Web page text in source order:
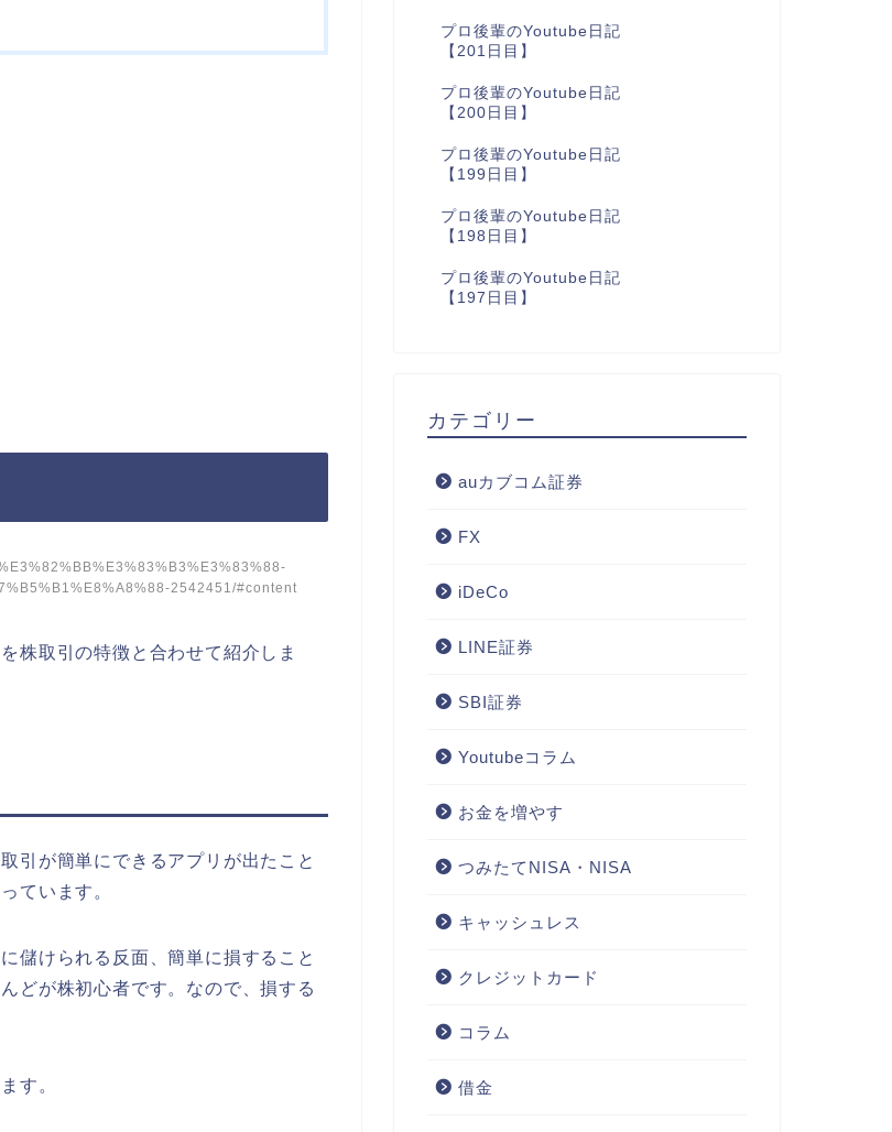
2542451/#content
株取引の特徴と合わせて紹介しま
引が簡単にできるアプリが出たこと
ています。
儲けられる反面、簡単に損すること
どが株初心者です。なので、損する
す。
プロ後輩のYoutube日記
【201日目】
プロ後輩のYoutube日記
【200日目】
プロ後輩のYoutube日記
【199日目】
プロ後輩のYoutube日記
【198日目】
プロ後輩のYoutube日記
【197日目】
カテゴリー
auカブコム証券
FX
iDeCo
LINE証券
SBI証券
Youtubeコラム
お金を増やす
つみたてNISA・NISA
キャッシュレス
クレジットカード
コラム
借金